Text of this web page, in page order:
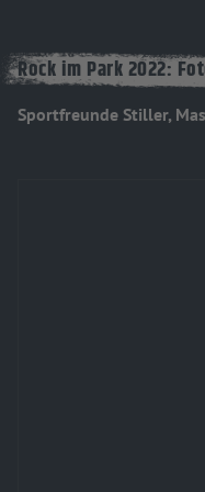
Rock im Park 2022:
Sportfreunde Stiller,